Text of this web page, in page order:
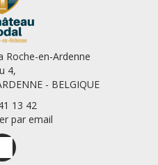
Roche-en-Ardenne
4,
- BELGIQUE
13 42
par email